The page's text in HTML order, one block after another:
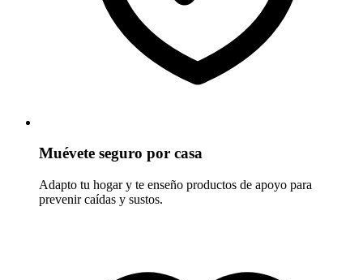
Muévete seguro por casa
Adapto tu hogar y te enseño productos de apoyo para
prevenir caídas y sustos.